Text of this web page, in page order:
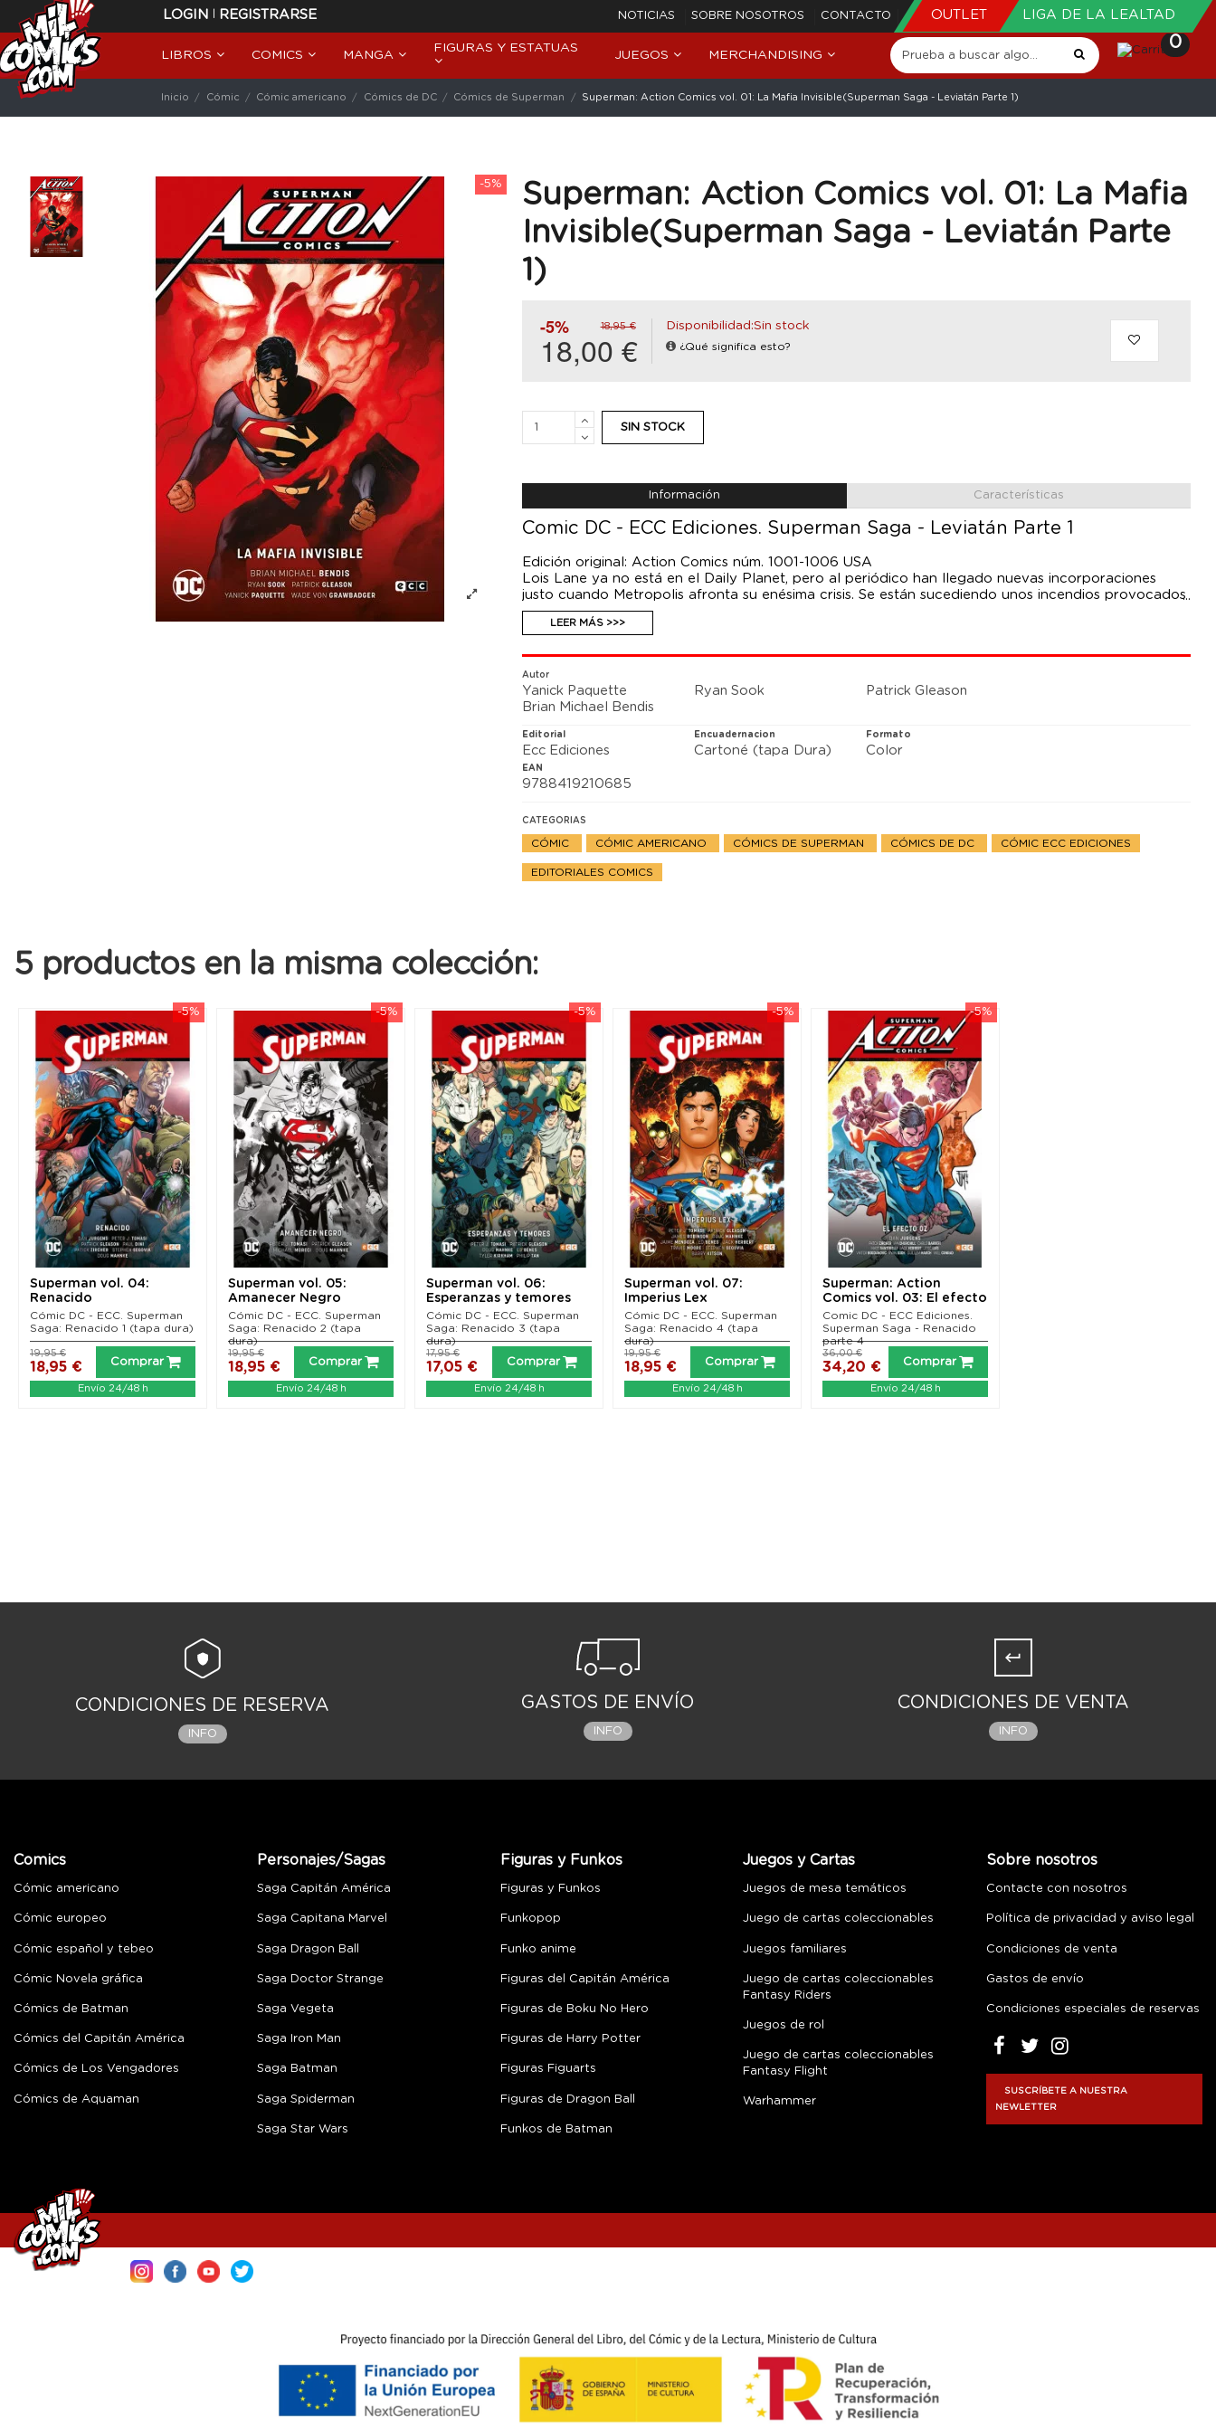
LOGIN | REGISTRARSE NOTICIAS SOBRE NOSOTROS CONTACTO OUTLET LIGA DE LA LEALTAD
LIBROS COMICS MANGA
FIGURAS Y ESTATUAS
JUEGOS MERCHANDISING
0
Inicio Cómic Cómic americano Cómics de DC Cómics de Superman Superman: Action Comics vol. 01: La Mafia Invisible(Superman Saga - Leviatán Parte 1)
-5%
Superman: Action Comics vol. 01: La Mafia
Invisible(Superman Saga - Leviatán Parte
1)
-5% 18,95 €
18,00 €
Disponibilidad:Sin stock
¿Qué significa esto?
SIN STOCK
Información Características
Comic DC - ECC Ediciones. Superman Saga - Leviatán Parte 1
Edición original: Action Comics núm. 1001-1006 USA
Lois Lane ya no está en el Daily Planet, pero al periódico han llegado nuevas incorporaciones
justo cuando Metropolis afronta su enésima crisis. Se están sucediendo unos incendios provocados
que Superman también está investigando sin saber que corre un gravísimo peligro. Y es que una
organización conocida como la Mafia Invisible ha estado controlando los bajos fondos de la
poco, cuentan con un activo capaz de poner contra las cuerdas al Hombre de Acero.
LEER MÁS >>>
Autor
Yanick Paquette Ryan Sook
Patrick Gleason
Brian Michael Bendis
Editorial
Ecc Ediciones
Encuadernacion
Cartoné (tapa Dura)
Formato
Color
EAN
9788419210685
CATEGORIAS
CÓMIC CÓMIC AMERICANO CÓMICS DE SUPERMAN CÓMICS DE DC CÓMIC ECC EDICIONES
EDITORIALES COMICS
5 productos en la misma colección:
-5%
Superman vol. 04:
Renacido
Cómic DC - ECC. Superman
Saga: Renacido 1 (tapa dura)
18,95 €
19,95 €
Comprar
Envío 24/48 h
-5%
Superman vol. 05:
Amanecer Negro
Cómic DC - ECC. Superman
Saga: Renacido 2 (tapa
dura)
18,95 €
19,95 €
Comprar
Envío 24/48 h
-5%
Superman vol. 06:
Esperanzas y temores
Cómic DC - ECC. Superman
Saga: Renacido 3 (tapa
dura)
17,05 €
17,95 €
Comprar
Envío 24/48 h
-5%
Superman vol. 07:
Imperius Lex
Cómic DC - ECC. Superman
Saga: Renacido 4 (tapa
dura)
18,95 €
19,95 €
Comprar
Envío 24/48 h
-5%
Superman: Action
Comics vol. 03: El efecto
Oz
Comic DC - ECC Ediciones.
Superman Saga - Renacido
parte 4
34,20 €
36,00 €
Comprar
Envío 24/48 h
CONDICIONES DE RESERVA
INFO
GASTOS DE ENVÍO
INFO
CONDICIONES DE VENTA
INFO
Comics
Cómic americano
Cómic europeo
Cómic español y tebeo
Cómic Novela gráfica
Cómics de Batman
Cómics del Capitán América
Cómics de Los Vengadores
Cómics de Aquaman
Personajes/Sagas
Saga Capitán América
Saga Capitana Marvel
Saga Dragon Ball
Saga Doctor Strange
Saga Vegeta
Saga Iron Man
Saga Batman
Saga Spiderman
Saga Star Wars
Figuras y Funkos
Figuras y Funkos
Funkopop
Funko anime
Figuras del Capitán América
Figuras de Boku No Hero
Figuras de Harry Potter
Figuras Figuarts
Figuras de Dragon Ball
Funkos de Batman
Juegos y Cartas
Juegos de mesa temáticos
Juego de cartas coleccionables
Juegos familiares
Juego de cartas coleccionables
Fantasy Riders
Juegos de rol
Juego de cartas coleccionables
Fantasy Flight
Warhammer
Sobre nosotros
Contacte con nosotros
Política de privacidad y aviso legal
Condiciones de venta
Gastos de envío
Condiciones especiales de reservas
SUSCRÍBETE A NUESTRA
NEWLETTER